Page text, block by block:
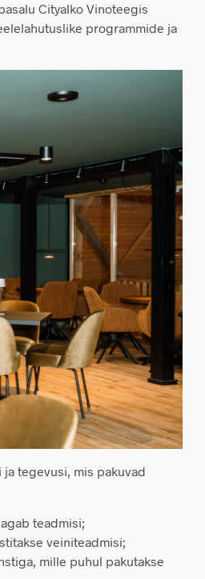
Cityalko Vinoteegis
programmide ja
tegevusi, mis pakuvad
teadmisi;
veiniteadmisi;
mille puhul pakutakse